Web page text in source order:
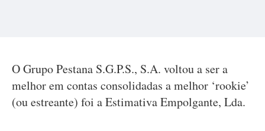
O Grupo Pestana S.G.P.S., S.A. voltou a ser a
melhor em contas consolidadas a melhor ‘rookie’
(ou estreante) foi a Estimativa Empolgante, Lda.